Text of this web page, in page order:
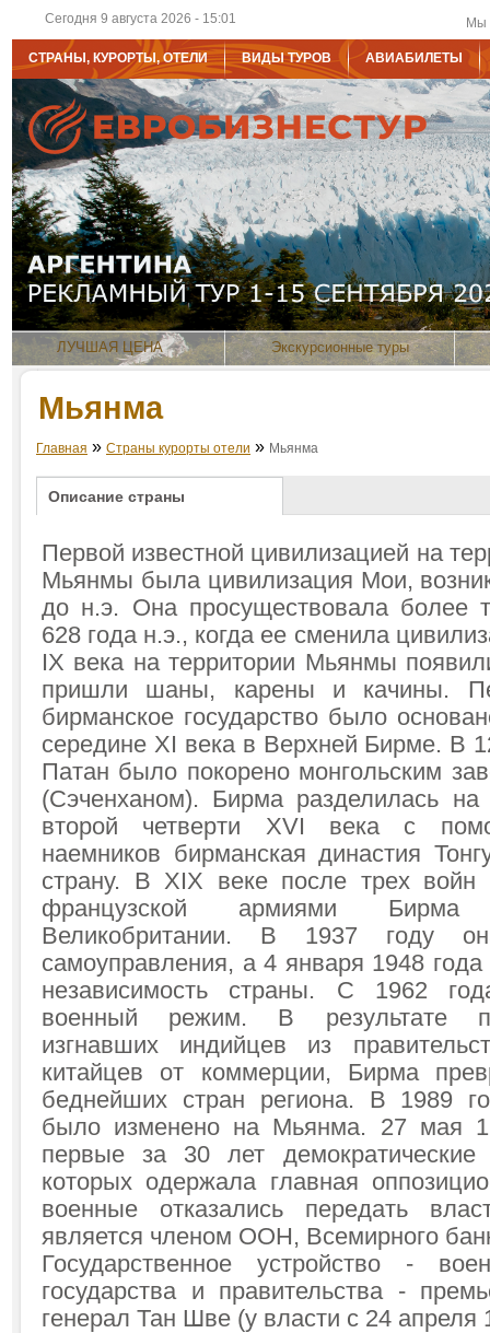
Сегодня 9 августа 2026 - 15:01 Мы
СТРАНЫ, КУРОРТЫ, ОТЕЛИ ВИДЫ ТУРОВ АВИАБИЛЕТЫ
ЛУЧШАЯ ЦЕНА Экскурсионные туры
Мьянма
Главная » Страны курорты отели » Мьянма
Описание страны
Первой известной цивилизацией на
Мьянмы была цивилизация Мои,
до н.э. Она просуществовала более
628 года н.э., когда ее сменила
IX века на территории Мьянмы
пришли шаны, карены и качины.
бирманское государство было
середине XI века в Верхней Бирме. В
Патан было покорено монгольским
(Сэченханом). Бирма разделилась на
второй четверти XVI века с
наемников бирманская династия
страну. В XIX веке после трех войн
французской армиями Бирма
Великобритании. В 1937 году
самоуправления, а 4 января 1948
независимость страны. С 1962
военный режим. В результате
изгнавших индийцев из
китайцев от коммерции, Бирма
беднейших стран региона. В 1989
было изменено на Мьянма. 27 мая
первые за 30 лет
которых одержала главная
военные отказались передать
является членом ООН, Всемирного
Государственное устройство -
государства и правительства -
генерал Тан Шве (у власти с 24 апреля